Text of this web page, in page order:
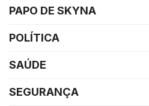
PAPO DE SKYNA
POLÍTICA
SAÚDE
SEGURANÇA